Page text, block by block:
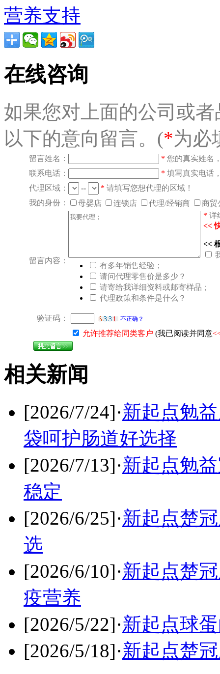
营养支持
在线咨询
如果您对上面的公司或
以下的意向留言。(*为必
留言姓名： * 您的真实姓名
联系电话：
* 填写真实电话
代理区域：
-- * 请填写您想代理的区域！
我的身份：
母婴店 连锁店 代理/经销商 商贸
留言内容：
* 详
<<
<<
有多年销售经验；
请问代理零售价是多少？
请寄给我详细资料或邮寄样品；
代理政策和条件是什么？
验证码： 不正确？
允许推荐给同类客户 (我已阅读并同意
相关新闻
[2026/7/24]·新起点勉
袋呵护肠道好选择
[2026/7/13]·新起点勉
稳定
[2026/6/25]·新起点楚
选
[2026/6/10]·新起点楚
疫营养
[2026/5/22]·新起点球
[2026/5/18]·新起点楚